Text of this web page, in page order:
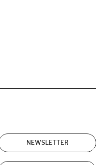
NEWSLETTER